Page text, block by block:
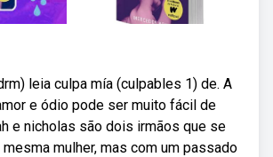
leia culpa mía (culpables 1) de. A
e ódio pode ser muito fácil de
e nicholas são dois irmãos que se
mulher, mas com um passado